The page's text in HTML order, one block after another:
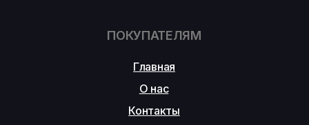
Главная
О нас
Контакты
ПОКУПАТЕЛЯМ